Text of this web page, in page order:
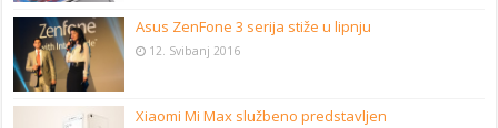
Asus ZenFone 3 serija stiže u lipnju
12. Svibanj 2016
Xiaomi Mi Max službeno predstavljen